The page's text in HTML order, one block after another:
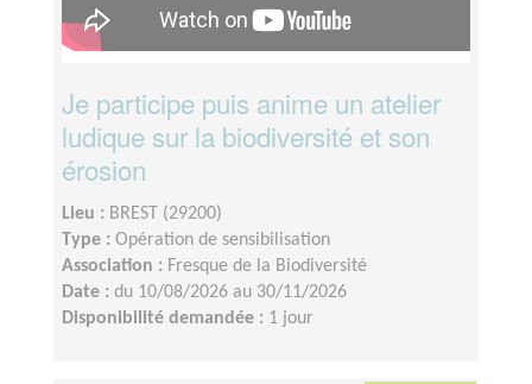
Je participe puis anime un atelier
ludique sur la biodiversité et son
érosion
Lieu : BREST (29200)
Type : Opération de sensibilisation
Association : Fresque de la Biodiversité
Date : du 10/08/2026 au 30/11/2026
Disponibilité demandée : 1 jour